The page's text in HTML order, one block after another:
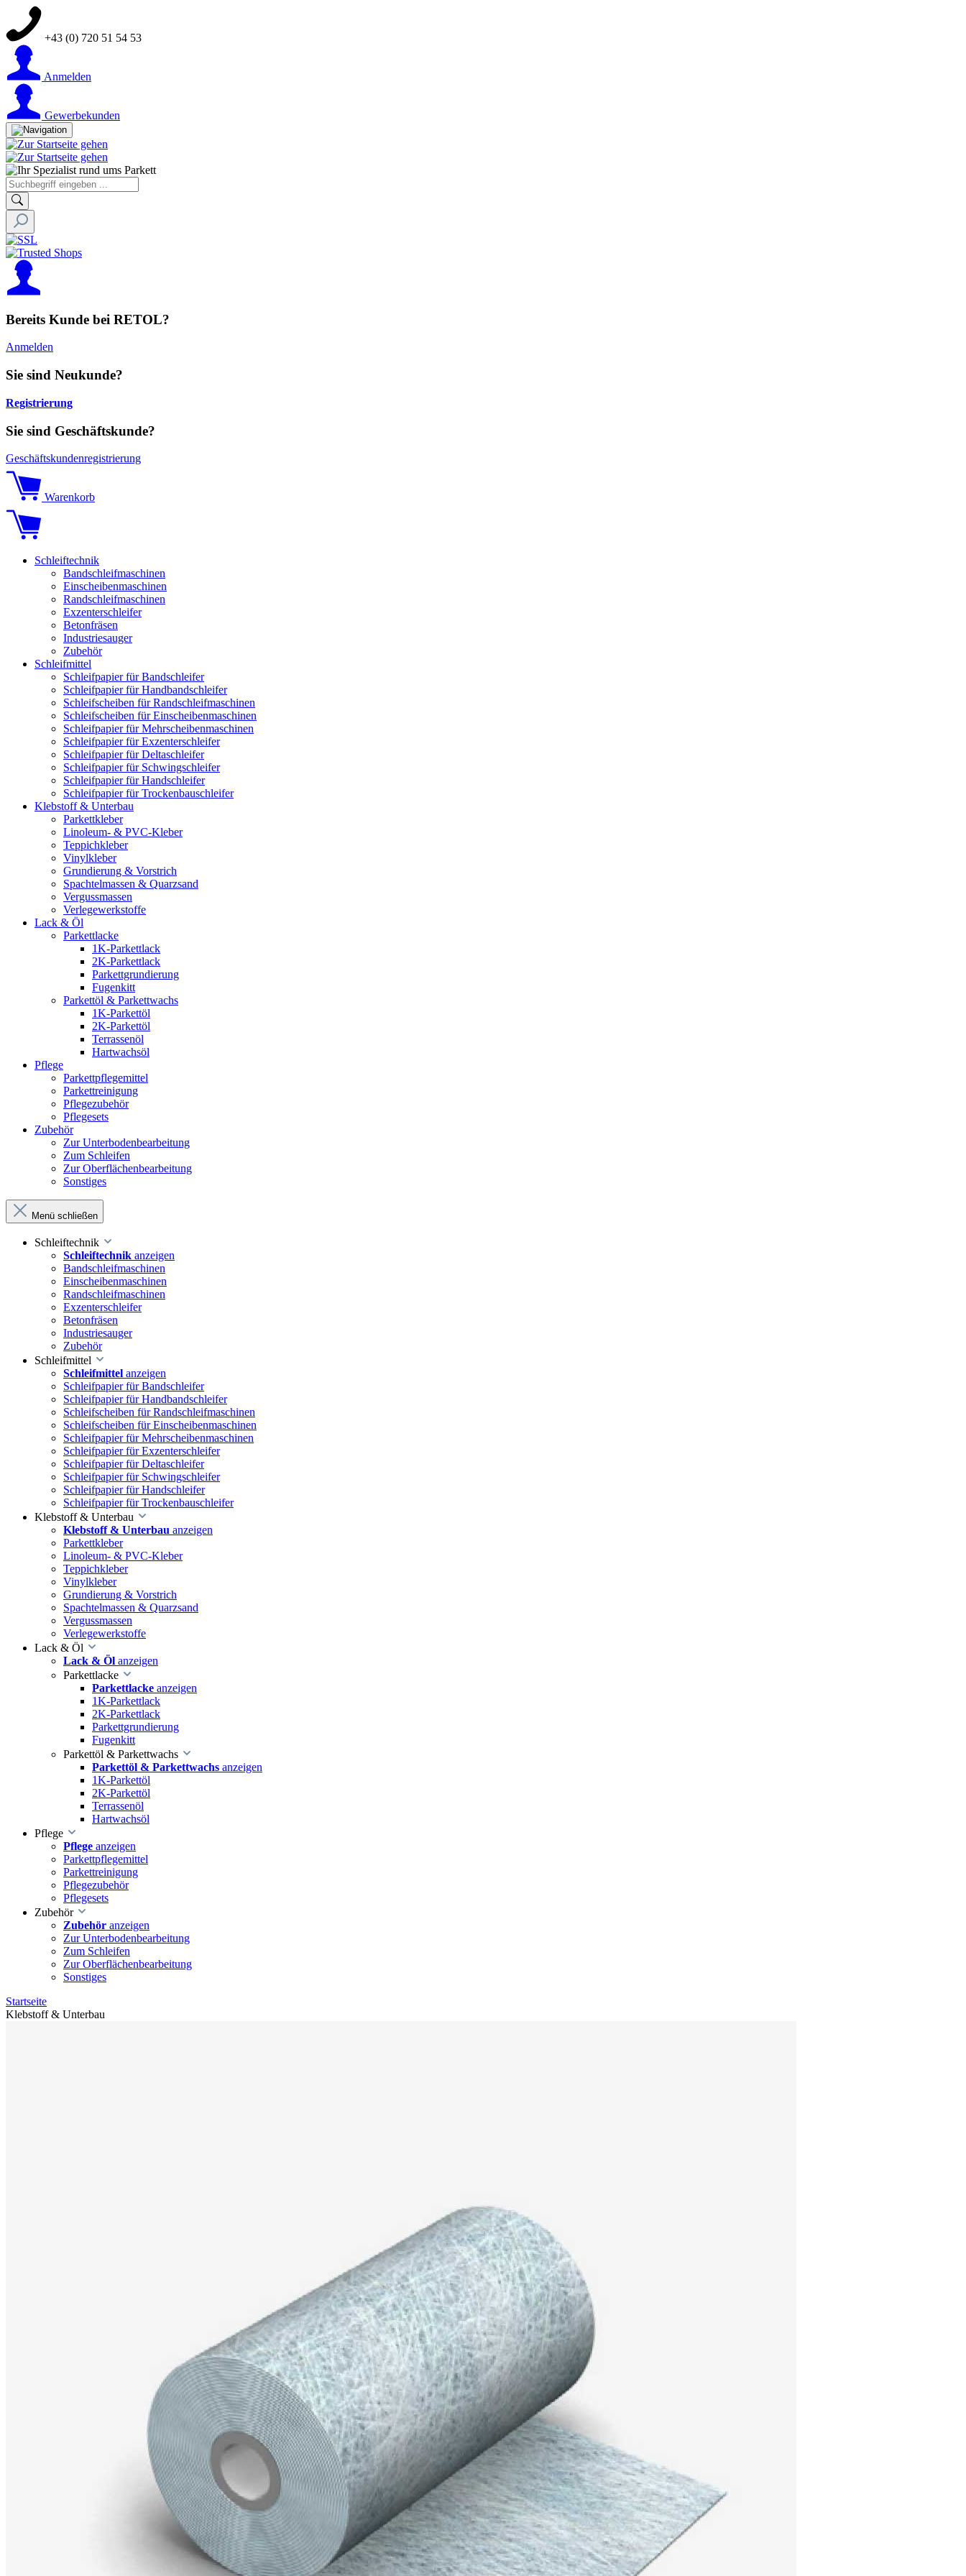
+43 (0) 720 51 54 53
Anmelden
Gewerbekunden
Bereits Kunde bei RETOL?
Anmelden
Sie sind Neukunde?
Registrierung
Sie sind Geschäftskunde?
Geschäftskundenregistrierung
Warenkorb
Schleiftechnik
Bandschleifmaschinen
Einscheibenmaschinen
Randschleifmaschinen
Exzenterschleifer
Betonfräsen
Industriesauger
Zubehör
Schleifmittel
Schleifpapier für Bandschleifer
Schleifpapier für Handbandschleifer
Schleifscheiben für Randschleifmaschinen
Schleifscheiben für Einscheibenmaschinen
Schleifpapier für Mehrscheibenmaschinen
Schleifpapier für Exzenterschleifer
Schleifpapier für Deltaschleifer
Schleifpapier für Schwingschleifer
Schleifpapier für Handschleifer
Schleifpapier für Trockenbauschleifer
Klebstoff & Unterbau
Parkettkleber
Linoleum- & PVC-Kleber
Teppichkleber
Vinylkleber
Grundierung & Vorstrich
Spachtelmassen & Quarzsand
Vergussmassen
Verlegewerkstoffe
Lack & Öl
Parkettlacke
1K-Parkettlack
2K-Parkettlack
Parkettgrundierung
Fugenkitt
Parkettöl & Parkettwachs
1K-Parkettöl
2K-Parkettöl
Terrassenöl
Hartwachsöl
Pflege
Parkettpflegemittel
Parkettreinigung
Pflegezubehör
Pflegesets
Zubehör
Zur Unterbodenbearbeitung
Zum Schleifen
Zur Oberflächenbearbeitung
Sonstiges
Menü schließen
Schleiftechnik
Schleiftechnik anzeigen
Bandschleifmaschinen
Einscheibenmaschinen
Randschleifmaschinen
Exzenterschleifer
Betonfräsen
Industriesauger
Zubehör
Schleifmittel
Schleifmittel anzeigen
Schleifpapier für Bandschleifer
Schleifpapier für Handbandschleifer
Schleifscheiben für Randschleifmaschinen
Schleifscheiben für Einscheibenmaschinen
Schleifpapier für Mehrscheibenmaschinen
Schleifpapier für Exzenterschleifer
Schleifpapier für Deltaschleifer
Schleifpapier für Schwingschleifer
Schleifpapier für Handschleifer
Schleifpapier für Trockenbauschleifer
Klebstoff & Unterbau
Klebstoff & Unterbau anzeigen
Parkettkleber
Linoleum- & PVC-Kleber
Teppichkleber
Vinylkleber
Grundierung & Vorstrich
Spachtelmassen & Quarzsand
Vergussmassen
Verlegewerkstoffe
Lack & Öl
Lack & Öl anzeigen
Parkettlacke
Parkettlacke anzeigen
1K-Parkettlack
2K-Parkettlack
Parkettgrundierung
Fugenkitt
Parkettöl & Parkettwachs
Parkettöl & Parkettwachs anzeigen
1K-Parkettöl
2K-Parkettöl
Terrassenöl
Hartwachsöl
Pflege
Pflege anzeigen
Parkettpflegemittel
Parkettreinigung
Pflegezubehör
Pflegesets
Zubehör
Zubehör anzeigen
Zur Unterbodenbearbeitung
Zum Schleifen
Zur Oberflächenbearbeitung
Sonstiges
Startseite
Klebstoff & Unterbau